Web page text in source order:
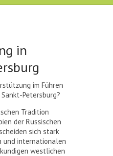
in
im Führen
Petersburg?
Tradition
der Russischen
sich stark
und internationalen
westlichen